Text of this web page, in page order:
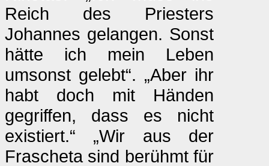
Reich des Priesters
Johannes gelangen. Sonst
hätte ich mein Leben
umsonst gelebt“. „Aber ihr
habt doch mit Händen
gegriffen, dass es nicht
existiert.“ „Wir aus der
Frascheta sind berühmt für